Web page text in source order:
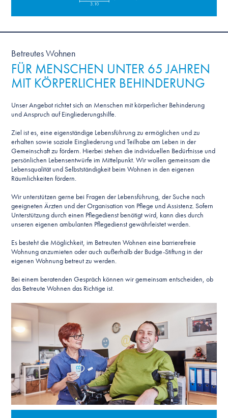
Betreutes Wohnen
FÜR MENSCHEN UNTER 65 JAHREN
MIT KÖRPERLICHER BEHINDERUNG
Unser Angebot richtet sich an Menschen mit körperlicher Behinderung
und Anspruch auf Eingliederungshilfe.
Ziel ist es, eine eigenständige Lebensführung zu ermöglichen und zu
erhalten sowie soziale Eingliederung und Teilhabe am Leben in der
Gemeinschaft zu fördern. Hierbei stehen die individuellen Bedürfnisse und
persönlichen Lebensentwürfe im Mittelpunkt. Wir wollen gemeinsam die
Lebensqualität und Selbstständigkeit beim Wohnen in den eigenen
Räumlichkeiten fördern.
Wir unterstützen gerne bei Fragen der Lebensführung, der Suche nach
geeigneten Ärzten und der Organisation von Pflege und Assistenz. Sofern
Unterstützung durch einen Pflegedienst benötigt wird, kann dies durch
unseren eigenen ambulanten Pflegedienst gewährleistet werden.
Es besteht die Möglichkeit, im Betreuten Wohnen eine barrierefreie
Wohnung anzumieten oder auch außerhalb der Budge-Stiftung in der
eigenen Wohnung betreut zu werden.
Bei einem beratenden Gespräch können wir gemeinsam entscheiden, ob
das Betreute Wohnen das Richtige ist.